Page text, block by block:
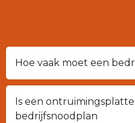
Hoe vaak moet een
Is een
bedrijfsnoodplan